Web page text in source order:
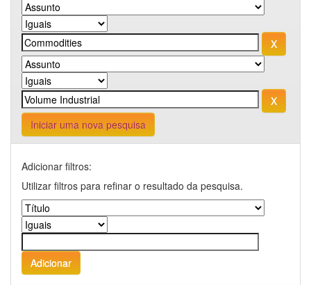
Iniciar uma nova pesquisa
Adicionar filtros:
Utilizar filtros para refinar o resultado da pesquisa.